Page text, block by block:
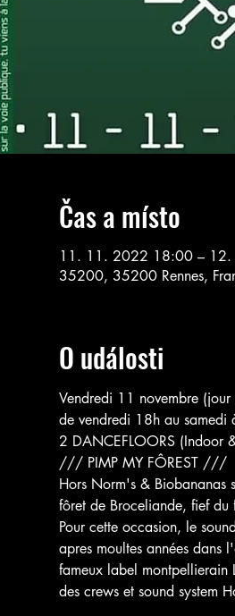
Čas a místo
11. 11. 2022 18:00 –
35200, 35200 Rennes,
O události
Vendredi 11 novembre (jour
de vendredi 18h au samedi
2 DANCEFLOORS (Indoor
/// PIMP MY FÔREST ///
Hors Norm's & Biobananas
fôret de Broceliande, fief du
Pour cette occasion, le
apres moultes années
fameux label montpellierain
des crews et sound system